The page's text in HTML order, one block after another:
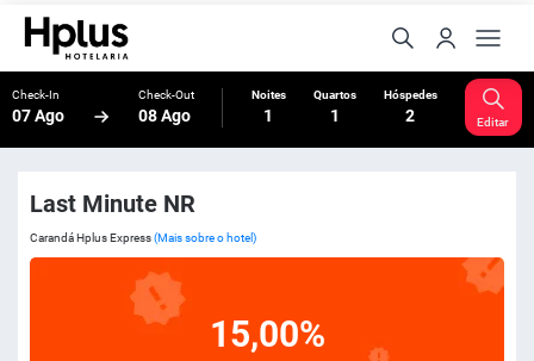
Check-In
07 Ago
Check-Out
08 Ago
Noites
1
Quartos
1
Hóspedes
2 Editar
Last Minute NR
Carandá Hplus Express(Mais sobre o hotel)
15,00%